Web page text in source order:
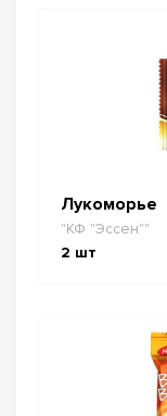
Лукоморье
"КФ "Эссен""
2 шт